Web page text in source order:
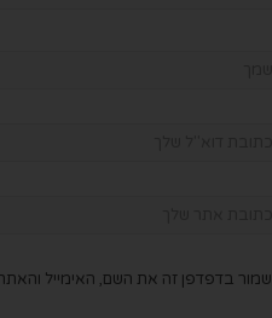
שמור בדפדפן זה את השם, האימייל